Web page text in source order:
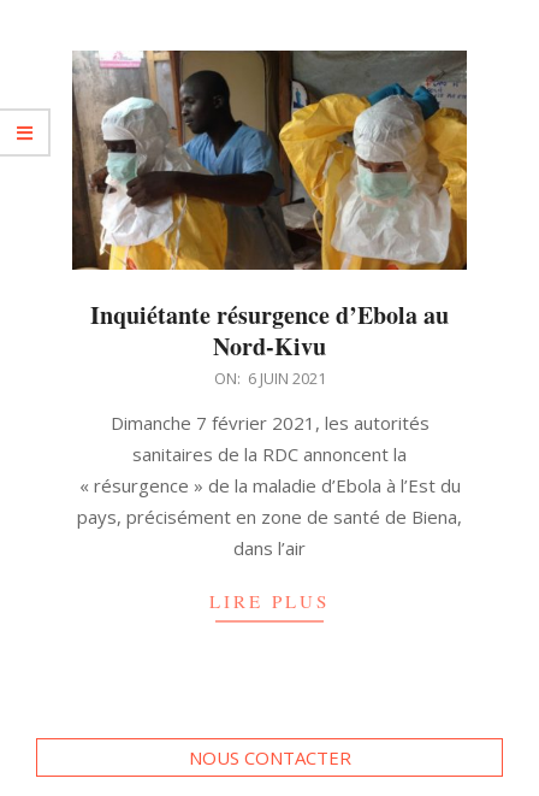
Inquiétante résurgence d’Ebola au
Nord-Kivu
ON: 6 JUIN 2021
Dimanche 7 février 2021, les autorités
sanitaires de la RDC annoncent la
« résurgence » de la maladie d’Ebola à l’Est du
pays, précisément en zone de santé de Biena,
dans l’air
LIRE PLUS
NOUS CONTACTER